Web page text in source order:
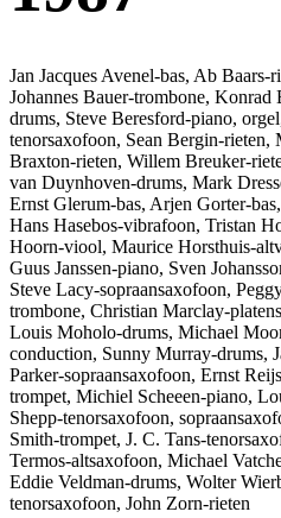
Jan Jacques Avenel-bas, Ab
Johannes Bauer-trombone,
drums, Steve Beresford-piano,
tenorsaxofoon, Sean Bergin-
Braxton-rieten, Willem Breuker-
van Duynhoven-drums, Mark
Ernst Glerum-bas, Arjen Gorter-
Hans Hasebos-vibrafoon, Tristan
Hoorn-viool, Maurice Horsthuis-
Guus Janssen-piano, Sven
Steve Lacy-sopraansaxofoon,
trombone, Christian Marclay-
Louis Moholo-drums, Michael
conduction, Sunny Murray-drums,
Parker-sopraansaxofoon, Ernst
trompet, Michiel Scheeen-piano,
Shepp-tenorsaxofoon,
Smith-trompet, J. C. Tans-
Termos-altsaxofoon, Michael
Eddie Veldman-drums, Wolter
tenorsaxofoon, John Zorn-rieten